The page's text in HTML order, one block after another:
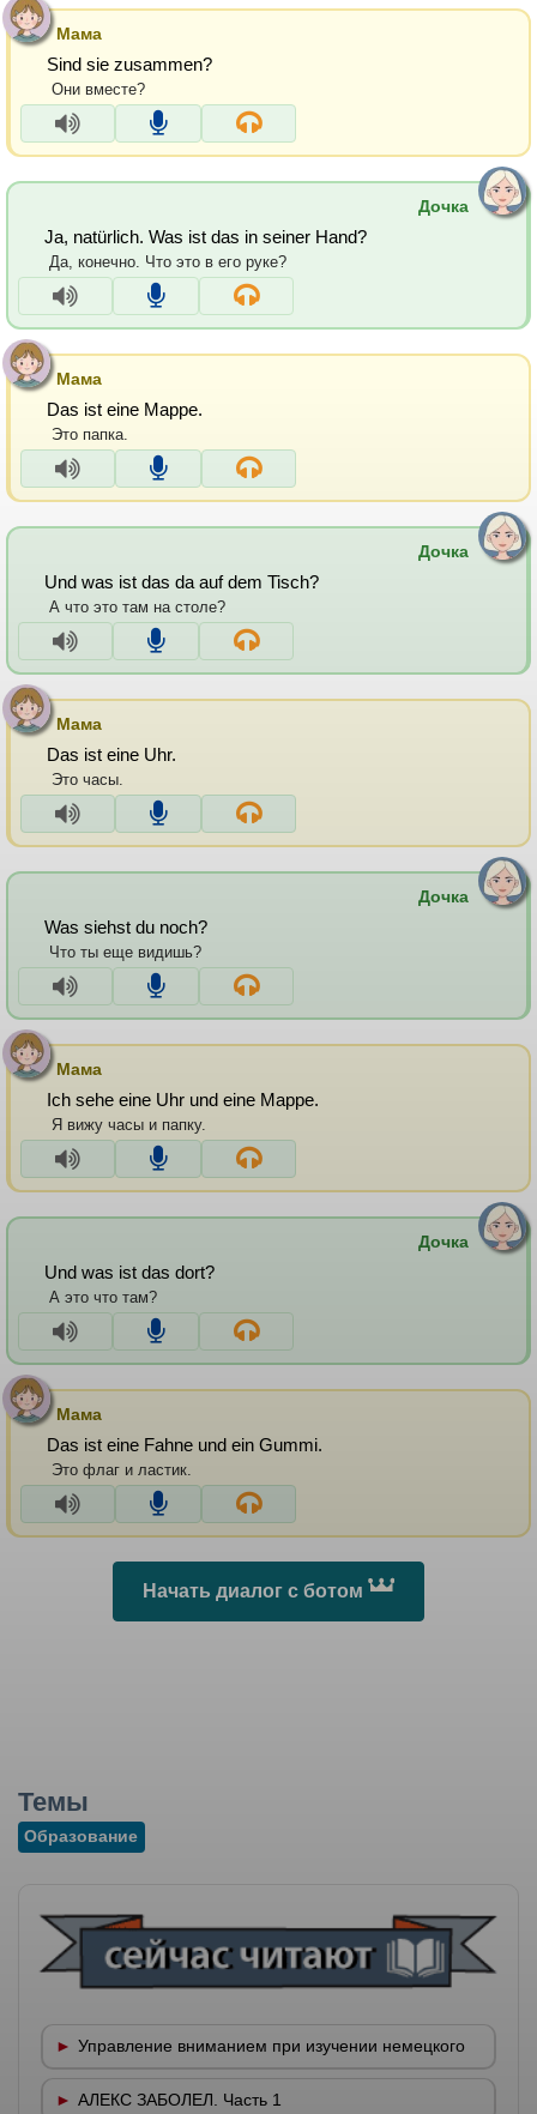
Мама
Sind sie zusammen?
Они вместе?
Дочка
Ja, natürlich. Was ist das in seiner Hand?
Да, конечно. Что это в его руке?
Мама
Das ist eine Mappe.
Это папка.
Дочка
Und was ist das da auf dem Tisch?
А что это там на столе?
Мама
Das ist eine Uhr.
Это часы.
Дочка
Was siehst du noch?
Что ты еще видишь?
Мама
Ich sehe eine Uhr und eine Mappe.
Я вижу часы и папку.
Дочка
Und was ist das dort?
А это что там?
Мама
Das ist eine Fahne und ein Gummi.
Это флаг и ластик.
Начать диалог с ботом
Темы
Образование
Управление вниманием при изучении немецкого
АЛЕКС ЗАБОЛЕЛ. Часть 1